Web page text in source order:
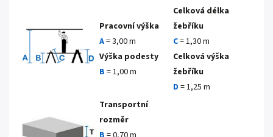
Pracovní výška
A= 3,00 m
Výška podesty
B = 1,00 m
Celková délka
žebříku
C=1,30 m
Celková výška
žebříku
D = 1,25 m
Transportní
rozměr